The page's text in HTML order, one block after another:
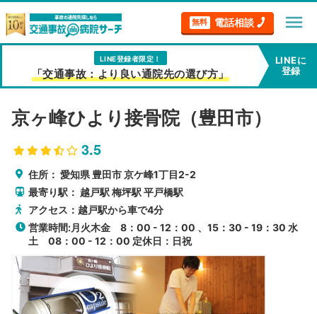
無料 電話相談 menu
LINE登録者限定！
「交通事故：より良い通院先の選び方」
LINEに
登録
京ヶ峰ひより接骨院（豊田市）
3.5
住所：愛知県 豊田市京ケ峰1丁目2-2
最寄り駅： 越戸駅 梅坪駅 平戸橋駅
アクセス：越戸駅から車で4分
営業時間:月火木金 8：00 - 12：00 、15：30 - 19：30 水
土 08：00 - 12：00 定休日：日祝